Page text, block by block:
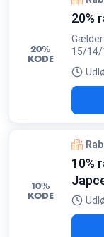
20%
KODE
20%
15/14/
10%
KODE
10%